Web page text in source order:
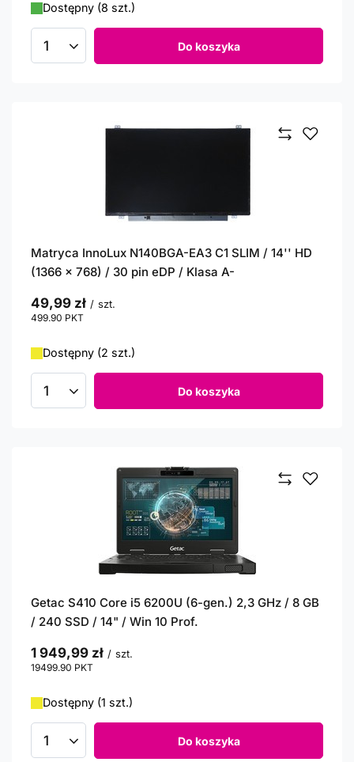
Dostępny (8 szt.)
Ilość produktów Do koszyka
Matryca InnoLux N140BGA-EA3 C1 SLIM / 14'' HD
(1366 x 768) / 30 pin eDP / Klasa A-
49,99 zł / szt.
499.90 PKT
Dostępny (2 szt.)
Ilość produktów Do koszyka
Getac S410 Core i5 6200U (6-gen.) 2,3 GHz / 8 GB
/ 240 SSD / 14" / Win 10 Prof.
1 949,99 zł / szt.
19499.90 PKT
Dostępny (1 szt.)
Ilość produktów Do koszyka